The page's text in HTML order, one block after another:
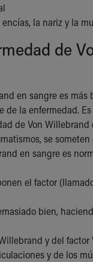
la nariz y la
de
en sangre es
de la enfermedad.
de Von
se
en sangre es
el factor
bien,
y del
y de los